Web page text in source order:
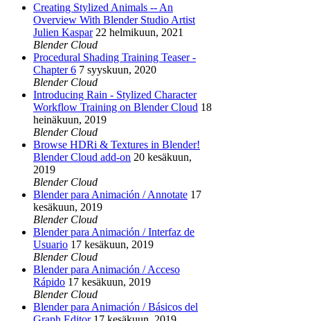
Creating Stylized Animals -- An
Overview With Blender Studio Artist
Julien Kaspar 22 helmikuun, 2021
Blender Cloud
Procedural Shading Training Teaser -
Chapter 6 7 syyskuun, 2020
Blender Cloud
Introducing Rain - Stylized Character
Workflow Training on Blender Cloud 18
heinäkuun, 2019
Blender Cloud
Browse HDRi & Textures in Blender!
Blender Cloud add-on 20 kesäkuun,
2019
Blender Cloud
Blender para Animación / Annotate 17
kesäkuun, 2019
Blender Cloud
Blender para Animación / Interfaz de
Usuario 17 kesäkuun, 2019
Blender Cloud
Blender para Animación / Acceso
Rápido 17 kesäkuun, 2019
Blender Cloud
Blender para Animación / Básicos del